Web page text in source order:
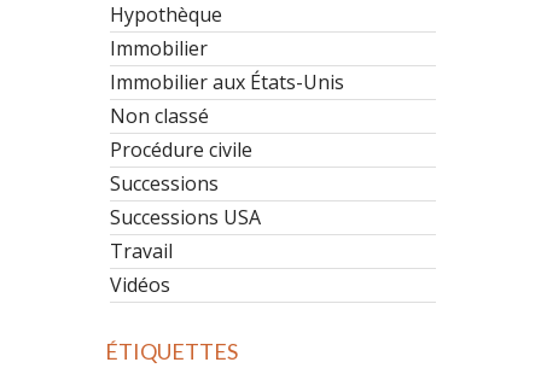
Hypothèque
Immobilier
Immobilier aux États-Unis
Non classé
Procédure civile
Successions
Successions USA
Travail
Vidéos
ÉTIQUETTES